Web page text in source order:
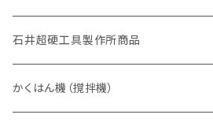
セグメント（特殊凸凹加工チップ
一般道路カッター用
埋設鋳鉄管工事対応タイプ
セグメントタイプ
セグメント（特殊凸凹加工チップ
アスファルト切断用
一般道路カッター用
一般道路カッター用
355mm（14インチ）
305mm（12インチ）
355mm（14インチ）
非金属用
305mm（12インチ）
石井超硬工具製作所商品
押し切り（タイル切断機）
かくはん機（撹拌機）